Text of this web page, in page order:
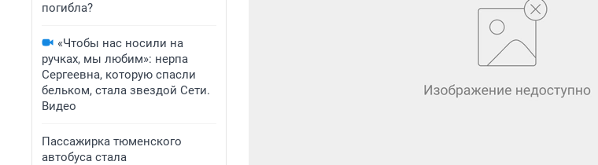
погибла?
«Чтобы нас носили на
ручках, мы любим»: нерпа
Сергеевна, которую спасли
бельком, стала звездой Сети.
Видео
Пассажирка тюменского
автобуса стала